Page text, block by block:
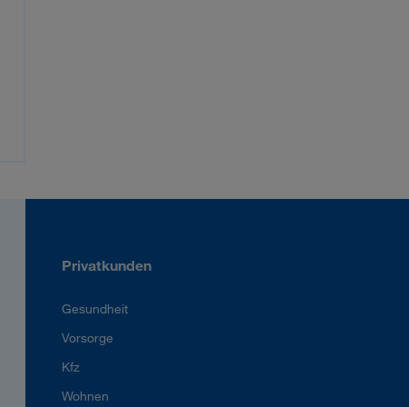
Privatkunden
Gesundheit
Vorsorge
Kfz
Wohnen